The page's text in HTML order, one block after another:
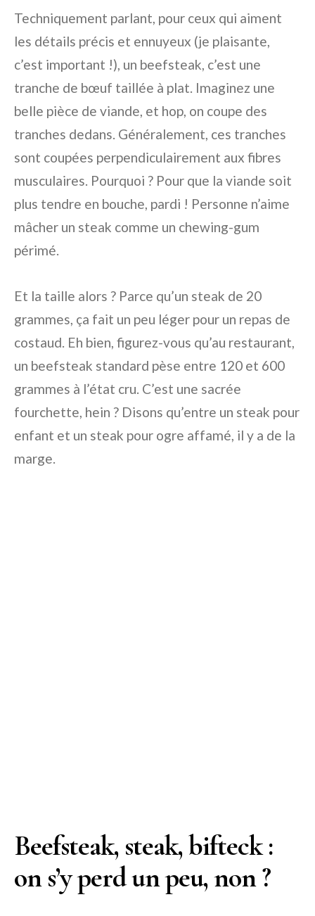
Techniquement parlant, pour ceux qui aiment
les détails précis et ennuyeux (je plaisante,
c’est important !), un beefsteak, c’est une
tranche de bœuf taillée à plat. Imaginez une
belle pièce de viande, et hop, on coupe des
tranches dedans. Généralement, ces tranches
sont coupées perpendiculairement aux fibres
musculaires. Pourquoi ? Pour que la viande soit
plus tendre en bouche, pardi ! Personne n’aime
mâcher un steak comme un chewing-gum
périmé.
Et la taille alors ? Parce qu’un steak de 20
grammes, ça fait un peu léger pour un repas de
costaud. Eh bien, figurez-vous qu’au restaurant,
un beefsteak standard pèse entre 120 et 600
grammes à l’état cru. C’est une sacrée
fourchette, hein ? Disons qu’entre un steak pour
enfant et un steak pour ogre affamé, il y a de la
marge.
Beefsteak, steak, bifteck :
on s’y perd un peu, non ?